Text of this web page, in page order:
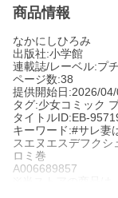
商品情報
なかにしひろみ
出版社:小学館
連載誌/レーベル:プ
ページ数:38
提供開始日:2026/
タグ:少女コミック
タイトルID:EB-
キーワード:#サレ妻
スエヌエスデフクシ
ロミ巻
A006689857